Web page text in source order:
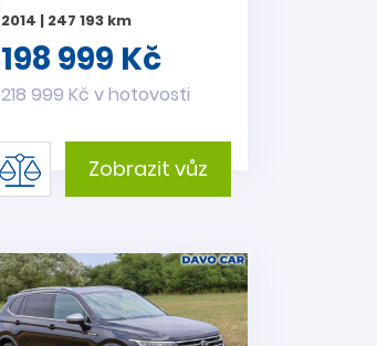
2014 | 247 193 km
198 999 Kč
218 999 Kč v hotovosti
Zobrazit vůz